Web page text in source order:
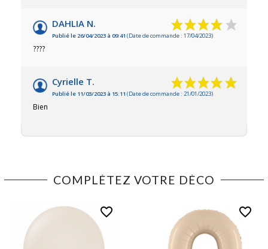
DAHLIA N.
Publié le 26/04/2023 à 09:41 (Date de commande : 17/04/2023)
????
Cyrielle T.
Publié le 11/03/2023 à 15:11 (Date de commande : 21/01/2023)
Bien
COMPLÉTEZ VOTRE DÉCO
favorite_border favorite_border